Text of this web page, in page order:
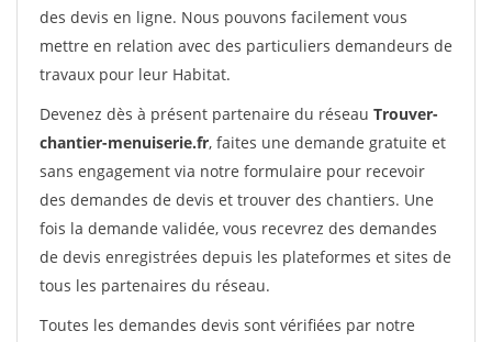
des devis en ligne. Nous pouvons facilement vous
mettre en relation avec des particuliers demandeurs de
travaux pour leur Habitat.
Devenez dès à présent partenaire du réseau Trouver-
chantier-menuiserie.fr, faites une demande gratuite et
sans engagement via notre formulaire pour recevoir
des demandes de devis et trouver des chantiers. Une
fois la demande validée, vous recevrez des demandes
de devis enregistrées depuis les plateformes et sites de
tous les partenaires du réseau.
Toutes les demandes devis sont vérifiées par notre